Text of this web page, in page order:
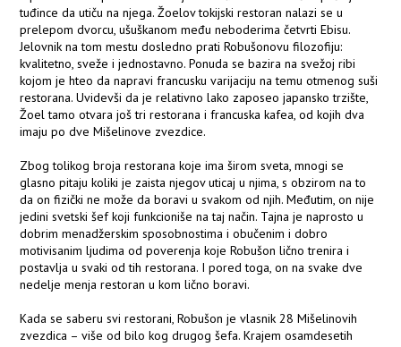
tuđince da utiču na njega. Žoelov tokijski restoran nalazi se u
prelepom dvorcu, ušuškanom među neboderima četvrti Ebisu.
Jelovnik na tom mestu dosledno prati Robušonovu filozofiju:
kvalitetno, sveže i jednostavno. Ponuda se bazira na svežoj ribi
kojom je hteo da napravi francusku varijaciju na temu otmenog suši
restorana. Uvidevši da je relativno lako zaposeo japansko trzište,
Žoel tamo otvara još tri restorana i francuska kafea, od kojih dva
imaju po dve Mišelinove zvezdice.
Zbog tolikog broja restorana koje ima širom sveta, mnogi se
glasno pitaju koliki je zaista njegov uticaj u njima, s obzirom na to
da on fizički ne može da boravi u svakom od njih. Međutim, on nije
jedini svetski šef koji funkcioniše na taj način. Tajna je naprosto u
dobrim menadžerskim sposobnostima i obučenim i dobro
motivisanim ljudima od poverenja koje Robušon lično trenira i
postavlja u svaki od tih restorana. I pored toga, on na svake dve
nedelje menja restoran u kom lično boravi.
Kada se saberu svi restorani, Robušon je vlasnik 28 Mišelinovih
zvezdica – više od bilo kog drugog šefa. Krajem osamdesetih